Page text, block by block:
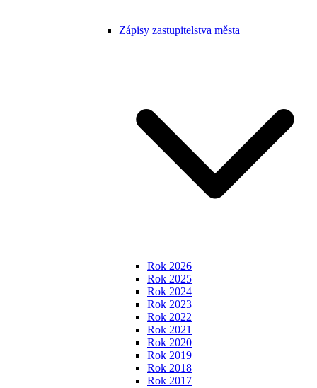
Zápisy zastupitelstva města
Rok 2026
Rok 2025
Rok 2024
Rok 2023
Rok 2022
Rok 2021
Rok 2020
Rok 2019
Rok 2018
Rok 2017